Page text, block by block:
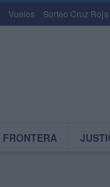
Vuelos Sorteo Cruz Roja
FRONTERA